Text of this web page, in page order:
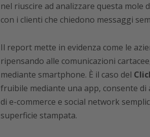
nel riuscire ad analizzare questa mole
con i clienti che chiedono messaggi
Il report mette in evidenza come le
ripensando alle comunicazioni
mediante smartphone. È il caso del
fruibile mediante una app, consente
di e-commerce e social network
superficie stampata.